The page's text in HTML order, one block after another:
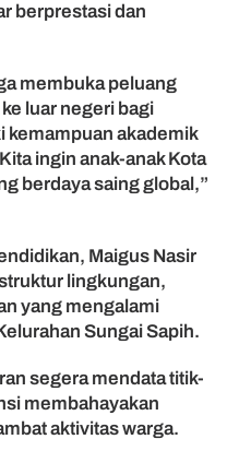
berprestasi dan
membuka peluang
luar negeri bagi
kemampuan akademik
ingin anak-anak Kota
berdaya saing global,”
Maigus Nasir
lingkungan,
yang mengalami
Sungai Sapih.
segera mendata titik-
membahayakan
aktivitas warga.